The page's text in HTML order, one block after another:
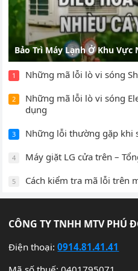
Bảo Trì Máy Lạnh Ở Khu Vực
1 Những mã lỗi lò vi sóng
2
Những mã lỗi lò vi sóng
dụng
3 Những lỗi thường gặp khi
4 Máy giặt LG cửa trên –
5 Cách kiểm tra mã lỗi trên
CÔNG TY TNHH MTV PHÚ
Điện thoại:0914.81.41.41